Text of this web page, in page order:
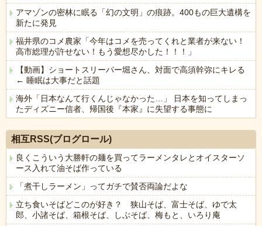
アマゾンの密林に眠る「幻の文明」の痕跡。400もの巨大遺構を
新たに発見
福井県のコメ農家「今年はコメを売ってくれと業者が来ない！
高市総理が許せない！もう愛想尽かした！！！」
【動画】ショートスリーパー堀さん、対面で高須幹弥にキレる
← 睡眠は大事だと話題
海外「日本なんて行くんじゃなかった…」 日本を知ってしまっ
たディズニー信者、帰国後『本家』に失望する事態に
相互RSS(ブログロール)
良くこういう大勝軒の麺を買ってラーメンタレとオイスターソ
ース入れて油そば作っている
「煮干しラーメン」ってガチで賛否両論だよな
立ち食いそばどこのが好き？ 狭山そば、富士そば、ゆで太
郎、小諸そば、箱根そば、しぶそば、梅もと、いろり庵